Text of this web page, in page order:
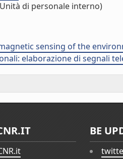
di personale interno)
sensing of the
elaborazione di segnali
BE